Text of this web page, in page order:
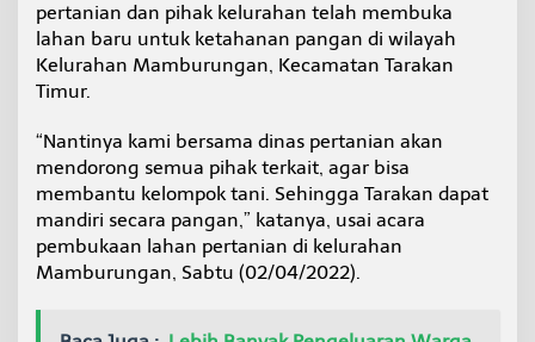
g
K
e
p
o
k
T
a
n
i
pertanian dan pihak kelurahan telah membuka
lahan baru untuk ketahanan pangan di wilayah
Kelurahan Mamburungan, Kecamatan Tarakan
Timur.
“Nantinya kami bersama dinas pertanian akan
mendorong semua pihak terkait, agar bisa
membantu kelompok tani. Sehingga Tarakan dapat
mandiri secara pangan,” katanya, usai acara
pembukaan lahan pertanian di kelurahan
Mamburungan, Sabtu (02/04/2022).